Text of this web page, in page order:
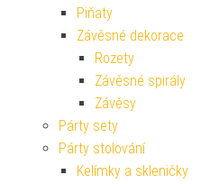
Piňaty
Závěsné dekorace
Rozety
Závěsné spirály
Závěsy
Párty sety
Párty stolování
Kelímky a skleničky